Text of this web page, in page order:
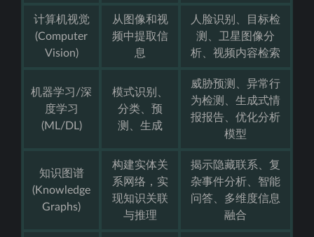
计算机视觉
(Computer
Vision)
从图像和视
频中提取信
息
人脸识别、目标检
测、卫星图像分
析、视频内容检索
机器学习/深
度学习
(ML/DL)
模式识别、
分类、预
测、生成
威胁预测、异常行
为检测、生成式情
报报告、优化分析
模型
知识图谱
(Knowledge
Graphs)
构建实体关
系网络，实
现知识关联
与推理
揭示隐藏联系、复
杂事件分析、智能
问答、多维度信息
融合